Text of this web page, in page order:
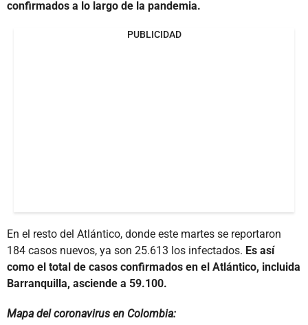
confirmados a lo largo de la pandemia.
PUBLICIDAD
En el resto del Atlántico, donde este martes se reportaron
184 casos nuevos, ya son 25.613 los infectados. Es así
como el total de casos confirmados en el Atlántico, incluida
Barranquilla, asciende a 59.100.
Mapa del coronavirus en Colombia: